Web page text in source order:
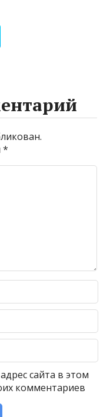
*
сайта в этом
комментариев